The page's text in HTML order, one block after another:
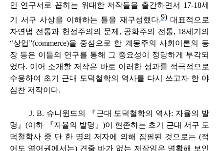
인 연구서로 꼽히는 위대한 저작들을 출간하면서 17-18세
기 서구 사상을 이해하는 틀을 재구성했다.9) 대표적으로
자연법 전통과 헌정주의의 문제, 공화주의 전통, 18세기의
“상업”(commerce)을 중심으로 한 계몽주의 사회이론의 등
장 등은 이들의 연구를 통해 그 중요성이 정당하게 부각되
었다. 이어 소개할 저작은 바로 이러한 성과를 적극적으로
수용하여 초기 근대 도덕철학의 역사를 다시 쓰고자 한 야
심찬 저작이다.
J. B. 슈니윈드의 『근대 도덕철학의 역사: 자율의 발
명』(이하 『자율의 발명』)이 현존하는 초기 근대 서구 도
덕철학사 중 단 한 명의 저자에 의해 집필된 것으로는 (적
어도 영어권에서는) 견줄 바가 없는 저작임은 명확해 보인